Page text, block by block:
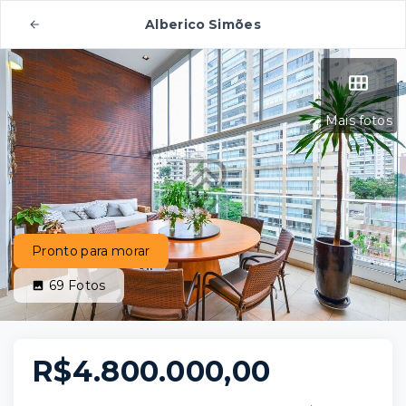
Alberico Simões
Mais fotos
Pronto para morar
69 Fotos
R$4.800.000,00